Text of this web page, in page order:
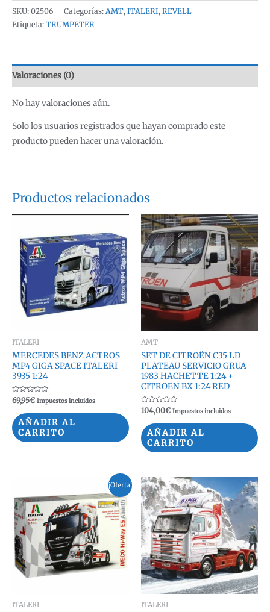
AMERICAN
LA
TRUMPETER
SKU: 02506 Categorías: AMT, ITALERI, REVELL
Etiqueta: TRUMPETER
Valoraciones (0)
No hay valoraciones aún.
Solo los usuarios registrados que hayan comprado este
producto pueden hacer una valoración.
Productos relacionados
ITALERI
MERCEDES BENZ ACTROS
MP4 GIGA SPACE ITALERI
3935 1:24
Valorado
con
de
5
69,95€ Impuestos incluidos
AÑADIR AL
CARRITO
AMT
SET DE CITROËN C35 LD
PLATEAU SERVICIO GRUA
1983 HACHETTE 1:24 +
CITROEN BX 1:24 RED
Valorado
con
de
5
104,00€ Impuestos incluidos
AÑADIR AL
CARRITO
¡Oferta!
ITALERI ITALERI